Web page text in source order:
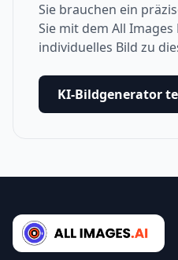
Sie brauchen ein
Sie mit dem All
individuelles Bild zu
KI-Bildgenerator